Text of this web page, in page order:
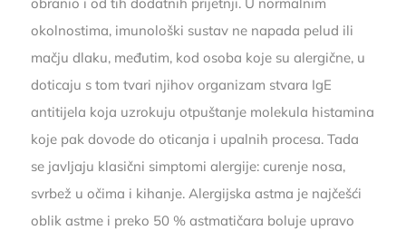
okolnostima, imunološki sustav ne napada pelud ili
mačju dlaku, međutim, kod osoba koje su alergične, u
doticaju s tom tvari njihov organizam stvara IgE
antitijela koja uzrokuju otpuštanje molekula histamina
koje pak dovode do oticanja i upalnih procesa. Tada
se javljaju klasični simptomi alergije: curenje nosa,
svrbež u očima i kihanje. Alergijska astma je najčešći
oblik astme i preko 50 % astmatičara boluje upravo